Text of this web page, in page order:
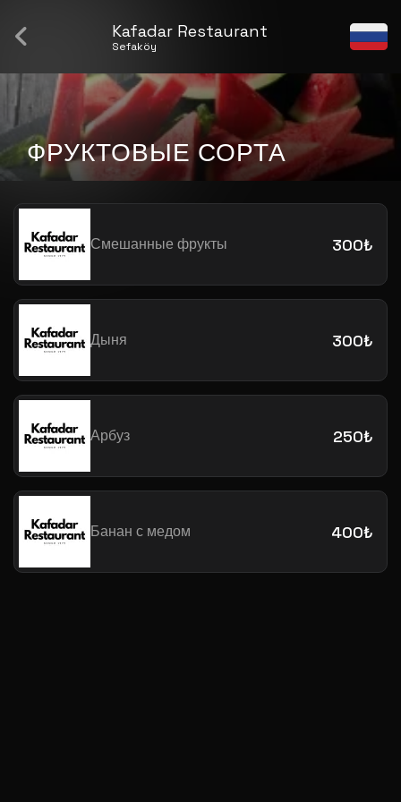
Kafadar Restaurant
Sefaköy
ФРУКТОВЫЕ СОРТА
Смешанные фрукты 300₺
Дыня 300₺
Арбуз 250₺
Банан с медом 400₺